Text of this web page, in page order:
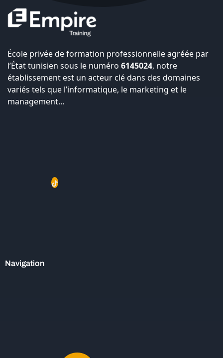
École privée de formation professionnelle agréée par
l’État tunisien sous le numéro 6145024, notre
établissement est un acteur clé dans des domaines
variés tels que l’informatique, le marketing et le
management…
Navigation